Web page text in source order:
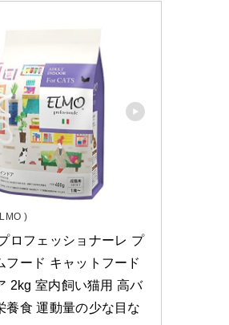
)
ロフェッショナーレ プ
フード キャットフード
2kg 室内飼い猫用 高バ
養食 運動量の少な目な